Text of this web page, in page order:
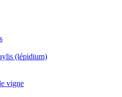
(lépidium)
vigne